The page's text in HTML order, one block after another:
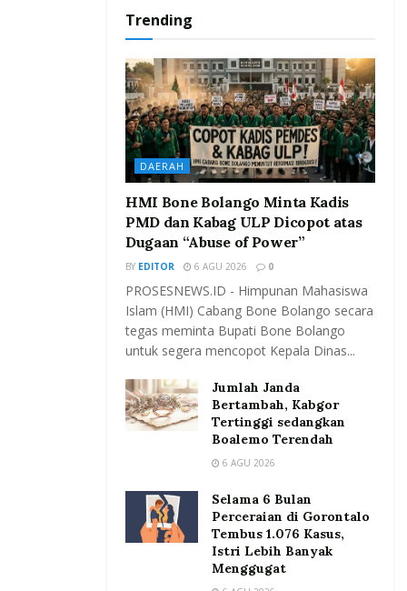
Trending
DAERAH
HMI Bone Bolango Minta Kadis
PMD dan Kabag ULP Dicopot atas
Dugaan “Abuse of Power”
BY EDITOR 6 AGU 2026 0
PROSESNEWS.ID - Himpunan Mahasiswa
Islam (HMI) Cabang Bone Bolango secara
tegas meminta Bupati Bone Bolango
untuk segera mencopot Kepala Dinas...
Jumlah Janda
Bertambah, Kabgor
Tertinggi sedangkan
Boalemo Terendah
6 AGU 2026
Selama 6 Bulan
Perceraian di Gorontalo
Tembus 1.076 Kasus,
Istri Lebih Banyak
Menggugat